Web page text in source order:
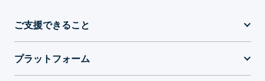
ご支援できること
プラットフォーム